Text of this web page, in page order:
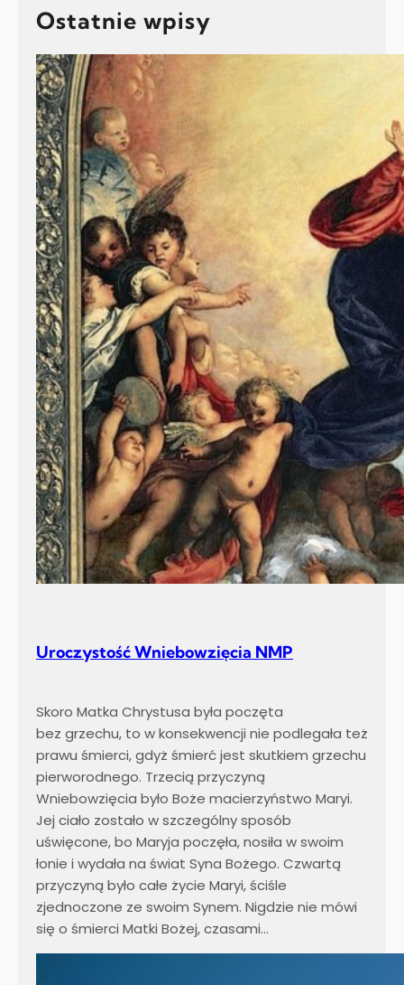
Ostatnie wpisy
Uroczystość Wniebowzięcia NMP
Skoro Matka Chrystusa była poczęta
bez grzechu, to w konsekwencji nie podlegała też
prawu śmierci, gdyż śmierć jest skutkiem grzechu
pierworodnego. Trzecią przyczyną
Wniebowzięcia było Boże macierzyństwo Maryi.
Jej ciało zostało w szczególny sposób
uświęcone, bo Maryja poczęła, nosiła w swoim
łonie i wydała na świat Syna Bożego. Czwartą
przyczyną było całe życie Maryi, ściśle
zjednoczone ze swoim Synem. Nigdzie nie mówi
się o śmierci Matki Bożej, czasami…